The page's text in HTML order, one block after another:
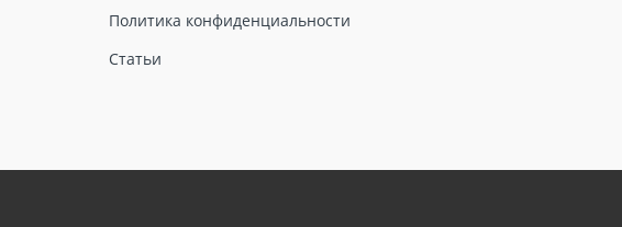
Политика конфиденциальности
Статьи